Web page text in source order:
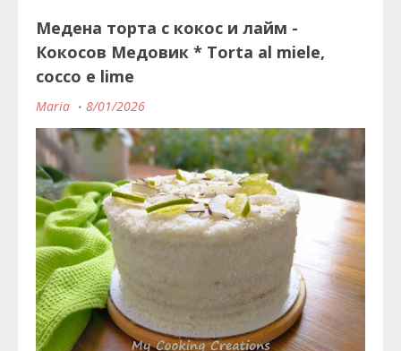
Медена торта с кокос и лайм -
Кокосов Медовик * Torta al miele,
cocco e lime
Maria 8/01/2026